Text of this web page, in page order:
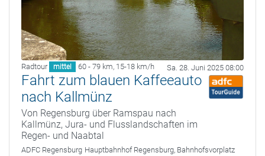
Radtour mittel 60 - 79 km, 15-18 km/h Sa. 28. Juni 2025 08:00
Fahrt zum blauen Kaffeeauto
nach Kallmünz
Von Regensburg über Ramspau nach
Kallmünz, Jura- und Flusslandschaften im
Regen- und Naabtal
ADFC Regensburg Hauptbahnhof Regensburg, Bahnhofsvorplatz